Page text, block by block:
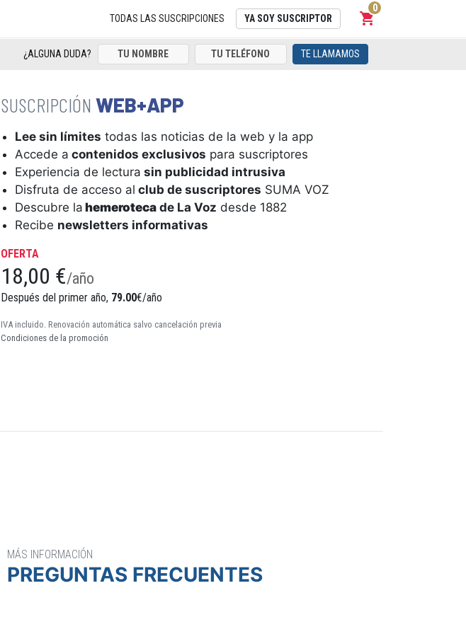
TODAS LAS SUSCRIPCIONES YA SOY SUSCRIPTOR shopping_cart
Carrito
0
¿ALGUNA DUDA? TE LLAMAMOS
WEB+APP
Lee sin límites todas las noticias de la web y la app
Accede a contenidos exclusivos para suscriptores
Experiencia de lectura sin publicidad intrusiva
Disfruta de acceso al club de suscriptores SUMA VOZ
Descubre la hemeroteca de La Voz desde 1882
Recibe newsletters informativas
OFERTA
18,00 €/año
Después del primer año, 79.00€/año
IVA incluido. Renovación automática salvo cancelación previa
Condiciones de la promoción
MÁS INFORMACIÓN
PREGUNTAS FRECUENTES